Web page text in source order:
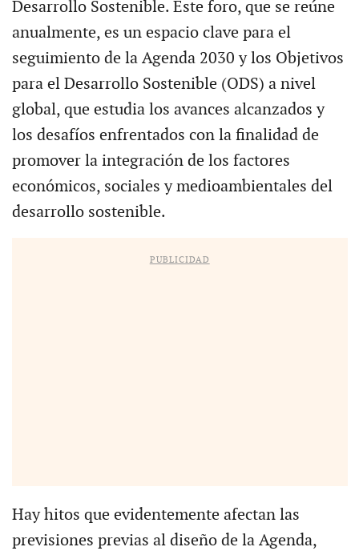
Desarrollo Sostenible. Este foro, que se reúne
anualmente, es un espacio clave para el
seguimiento de la Agenda 2030 y los Objetivos
para el Desarrollo Sostenible (ODS) a nivel
global, que estudia los avances alcanzados y
los desafíos enfrentados con la finalidad de
promover la integración de los factores
económicos, sociales y medioambientales del
desarrollo sostenible.
PUBLICIDAD
Hay hitos que evidentemente afectan las
previsiones previas al diseño de la Agenda,